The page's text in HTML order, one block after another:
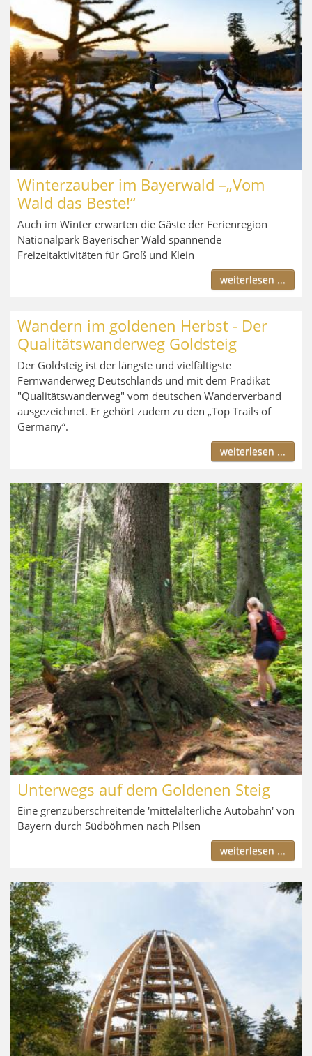
Winterzauber im Bayerwald –„Vom
Wald das Beste!“
Auch im Winter erwarten die Gäste der Ferienregion
Nationalpark Bayerischer Wald spannende
Freizeitaktivitäten für Groß und Klein
weiterlesen ...
Wandern im goldenen Herbst - Der
Qualitätswanderweg Goldsteig
Der Goldsteig ist der längste und vielfältigste
Fernwanderweg Deutschlands und mit dem Prädikat
"Qualitätswanderweg" vom deutschen Wanderverband
ausgezeichnet. Er gehört zudem zu den „Top Trails of
Germany“.
weiterlesen ...
Unterwegs auf dem Goldenen Steig
Eine grenzüberschreitende 'mittelalterliche Autobahn' von
Bayern durch Südböhmen nach Pilsen
weiterlesen ...